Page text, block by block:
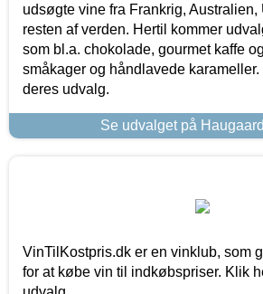
udsøgte vine fra Frankrig, Australien,
resten af verden. Hertil kommer
som bl.a. chokolade, gourmet kaffe
småkager og håndlavede
deres udvalg.
Se udvalget på
VinTilKostpris.dk er en vinklub, som
for at købe vin til indkøbspriser. Klik